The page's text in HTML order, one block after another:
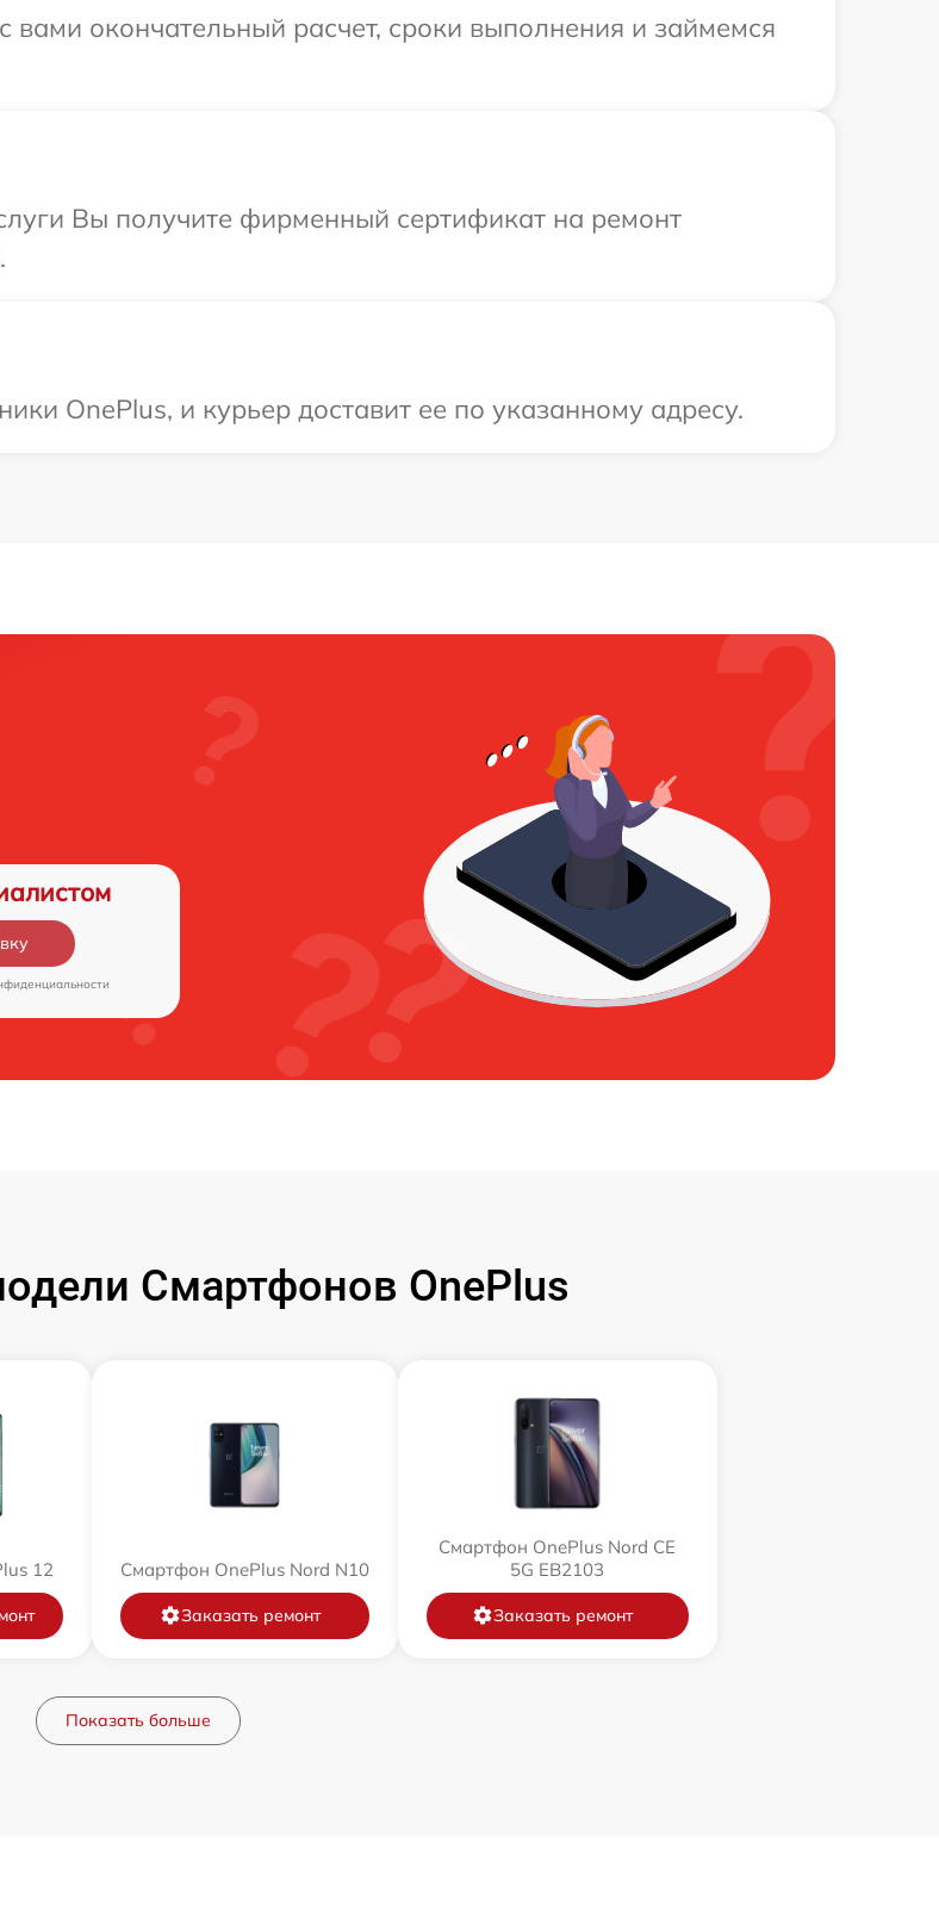
вами окончательный расчет, сроки выполнения и займемся
Вы получите фирменный сертификат на ремонт
OnePlus, и курьер доставит ее по указанному адресу.
Смартфонов OnePlus
12 Смартфон OnePlus Nord N10
Заказать ремонт
Смартфон OnePlus Nord CE
5G EB2103
Заказать ремонт
Показать больше